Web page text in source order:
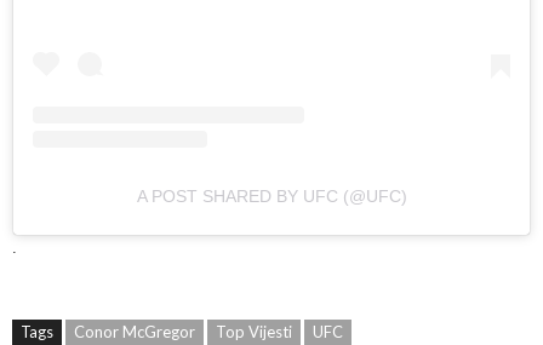
A POST SHARED BY UFC (@UFC)
Tags Conor McGregor Top Vijesti UFC